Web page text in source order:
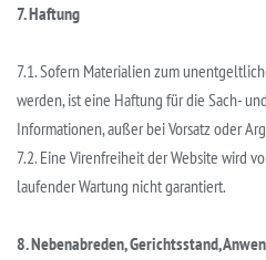
7. Haftung
7.1. Sofern Materialien zum
werden, ist eine Haftung für die Sach-
Informationen, außer bei Vorsatz oder
7.2. Eine Virenfreiheit der Website wird
laufender Wartung nicht garantiert.
8. Nebenabreden, Gerichtsstand,